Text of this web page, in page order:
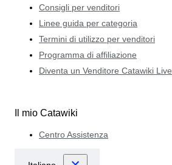
Consigli per venditori
Linee guida per categoria
Termini di utilizzo per venditori
Programma di affiliazione
Diventa un Venditore Catawiki Live
Il mio Catawiki
Centro Assistenza